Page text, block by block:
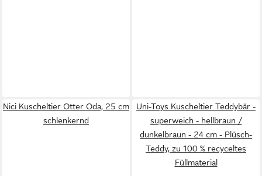
Nici Kuscheltier Otter Oda, 25 cm
schlenkernd
Uni-Toys Kuscheltier Teddybär -
superweich - hellbraun /
dunkelbraun - 24 cm - Plüsch-
Teddy, zu 100 % recyceltes
Füllmaterial